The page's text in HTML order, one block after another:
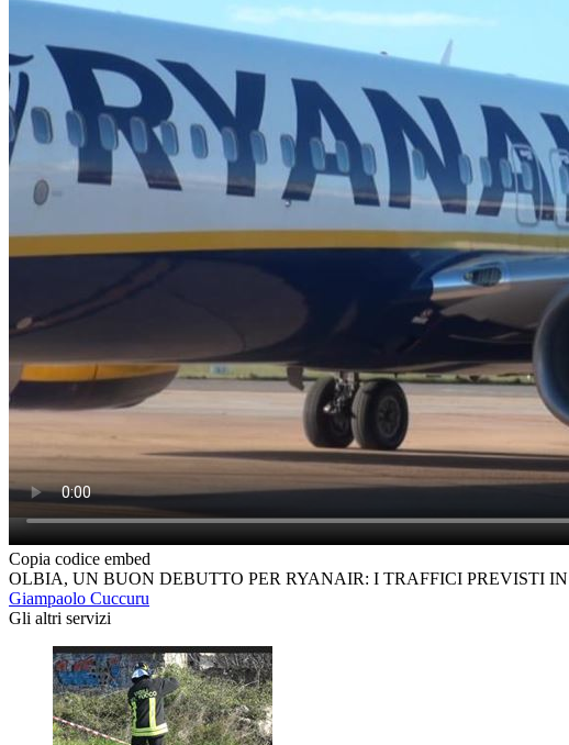
Copia codice embed
OLBIA, UN BUON DEBUTTO PER RYANAIR: I TRAFFICI PREVISTI
Giampaolo Cuccuru
Gli altri servizi